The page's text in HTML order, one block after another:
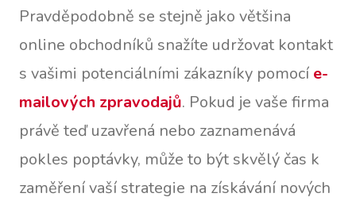
Pravděpodobně se stejně jako většina
online obchodníků snažíte udržovat kontakt
s vašimi potenciálními zákazníky pomocí e-
mailových zpravodajů. Pokud je vaše firma
právě teď uzavřená nebo zaznamenává
pokles poptávky, může to být skvělý čas k
zaměření vaší strategie na získávání nových